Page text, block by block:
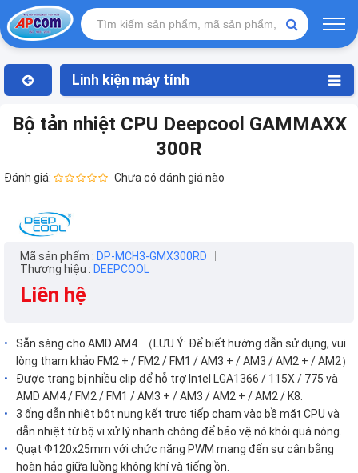
Linh kiện máy tính
Bộ tản nhiệt CPU Deepcool GAMMAXX
300R
Đánh giá: Chưa có đánh giá nào
Mã sản phẩm : DP-MCH3-GMX300RD
Thương hiệu : DEEPCOOL
Liên hệ
Sẵn sàng cho AMD AM4. （LƯU Ý: Để biết hướng dẫn sử dụng, vui
lòng tham khảo FM2 + / FM2 / FM1 / AM3 + / AM3 / AM2 + / AM2）
Được trang bị nhiều clip để hỗ trợ Intel LGA1366 / 115X / 775 và
AMD AM4 / FM2 / FM1 / AM3 + / AM3 / AM2 + / AM2 / K8.
3 ống dẫn nhiệt bột nung kết trực tiếp chạm vào bề mặt CPU và
dẫn nhiệt từ bộ vi xử lý nhanh chóng để bảo vệ nó khỏi quá nóng.
Quạt Ф120x25mm với chức năng PWM mang đến sự cân bằng
hoàn hảo giữa luồng không khí và tiếng ồn.